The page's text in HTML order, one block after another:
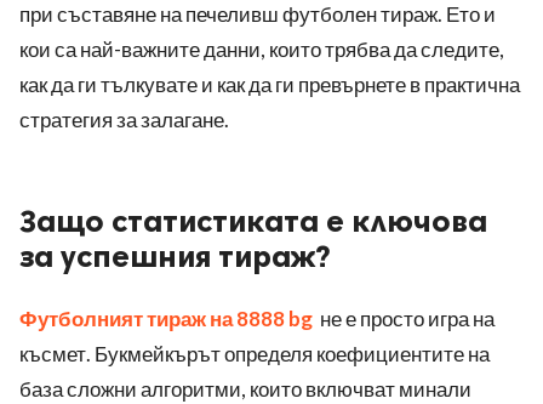
при съставяне на печеливш футболен тираж. Ето и
кои са най-важните данни, които трябва да следите,
как да ги тълкувате и как да ги превърнете в практична
стратегия за залагане.
Защо статистиката е ключова
за успешния тираж?
Футболният тираж на 8888 bg не е просто игра на
късмет. Букмейкърът определя коефициентите на
база сложни алгоритми, които включват минали